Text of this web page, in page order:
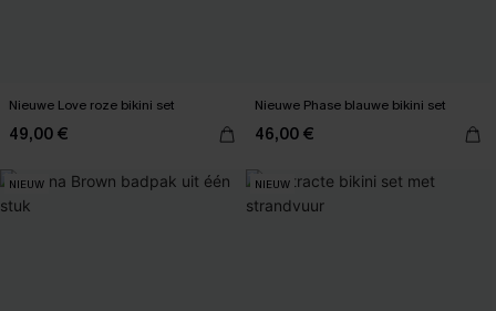
Nieuwe Love roze bikini set
49,00 €
Nieuwe Phase blauwe bikini set
46,00 €
NIEUW NIEUW